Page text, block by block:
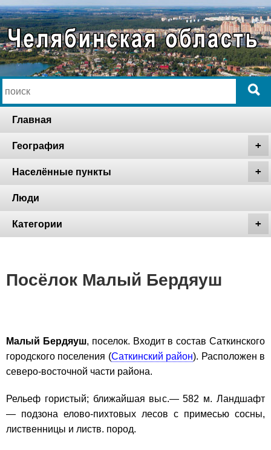
Главная
География
Населённые пункты
Люди
Категории
Посёлок Малый Бердяуш
Малый Бердяуш, поселок. Входит в состав Саткинского
городского поселения (Саткинский район). Расположен в
северо-восточной части района.
Рельеф гористый; ближайшая выс.— 582 м. Ландшафт
— подзона елово-пихтовых лесов с примесью сосны,
лиственницы и листв. пород.